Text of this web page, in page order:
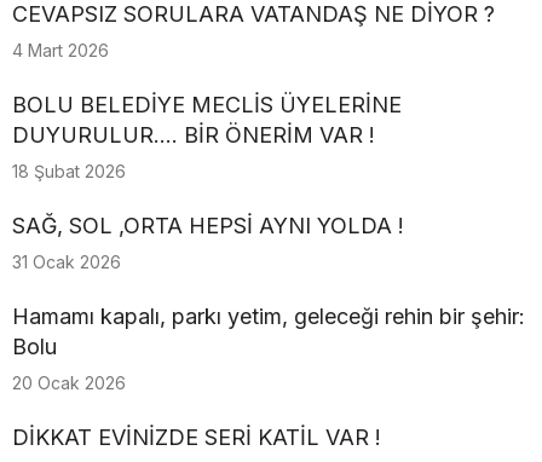
CEVAPSIZ SORULARA VATANDAŞ NE DİYOR ?
4 Mart 2026
BOLU BELEDİYE MECLİS ÜYELERİNE
DUYURULUR.... BİR ÖNERİM VAR !
18 Şubat 2026
SAĞ, SOL ,ORTA HEPSİ AYNI YOLDA !
31 Ocak 2026
Hamamı kapalı, parkı yetim, geleceği rehin bir şehir:
Bolu
20 Ocak 2026
DİKKAT EVİNİZDE SERİ KATİL VAR !